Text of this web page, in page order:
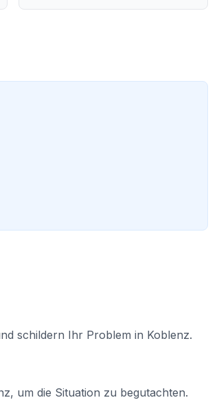
schildern Ihr Problem in Koblenz.
, um die Situation zu begutachten.